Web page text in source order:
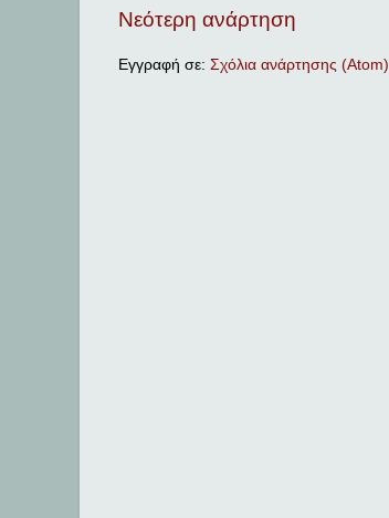
Νεότερη ανάρτηση
Εγγραφή σε: Σχόλια ανάρτησης (Atom)